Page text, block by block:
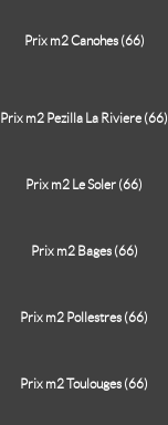
Prix m2 Canohes (66)
Prix m2 Pezilla La Riviere (66)
Prix m2 Le Soler (66)
Prix m2 Bages (66)
Prix m2 Pollestres (66)
Prix m2 Toulouges (66)